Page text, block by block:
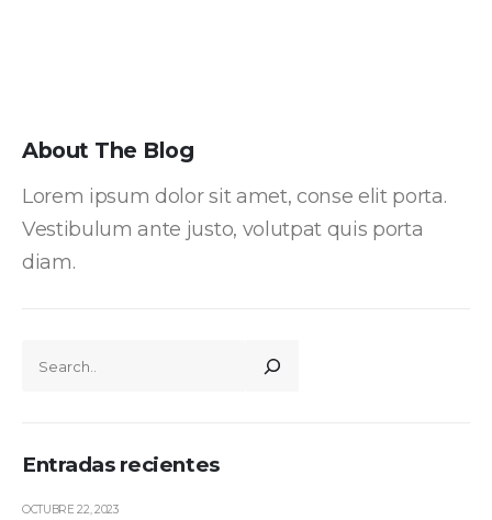
About The Blog
Lorem ipsum dolor sit amet, conse elit porta.
Vestibulum ante justo, volutpat quis porta
diam.
Entradas recientes
OCTUBRE 22, 2023